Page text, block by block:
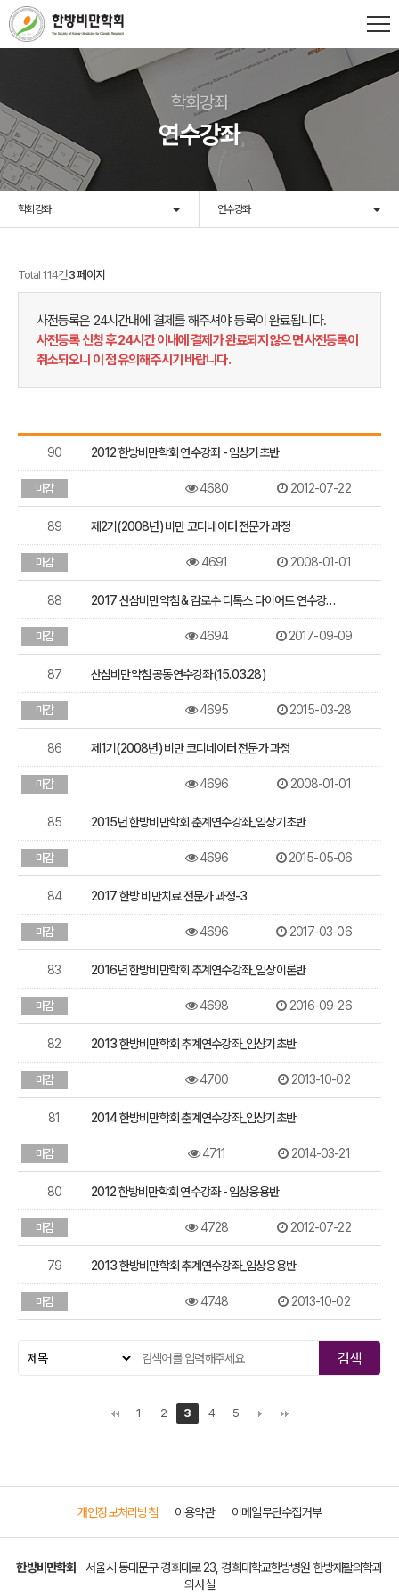
학회강좌
연수강좌
학회강좌 연수강좌
Total 114건3 페이지
사전등록은 24시간내에 결제를 해주셔야 등록이 완료됩니다.
사전등록 신청 후 24시간 이내에 결제가 완료되지 않으면 사전등록이
취소되오니 이 점 유의해주시기 바랍니다.
연
좌
록
90 2012 한방비만학회 연수강좌 - 임상기초반
마감 4680 2012-07-22
89 제2기(2008년) 비만 코디네이터 전문가 과정
마감 4691 2008-01-01
88 2017 산삼비만약침 & 감로수 디톡스 다이어트 연수강…
마감 4694 2017-09-09
87 산삼비만약침 공동연수강좌(15.03.28)
마감 4695 2015-03-28
86 제1기(2008년) 비만 코디네이터 전문가 과정
마감 4696 2008-01-01
85 2015년 한방비만학회 춘계연수강좌_임상기초반
마감 4696 2015-05-06
84 2017 한방 비만치료 전문가 과정-3
마감 4696 2017-03-06
83 2016년 한방비만학회 추계연수강좌_임상이론반
마감 4698 2016-09-26
82 2013 한방비만학회 추계연수강좌_임상기초반
마감 4700 2013-10-02
81 2014 한방비만학회 춘계연수강좌_임상기초반
마감 4711 2014-03-21
80 2012 한방비만학회 연수강좌 - 임상응용반
마감 4728 2012-07-22
79 2013 한방비만학회 추계연수강좌_임상응용반
마감 4748 2013-10-02
1 2 3 4 5
개인정보처리방침 이용약관 이메일무단수집거부
한방비만학회
서울시 동대문구 경희대로 23, 경희대학교한방병원 한방재활의학과
의사실